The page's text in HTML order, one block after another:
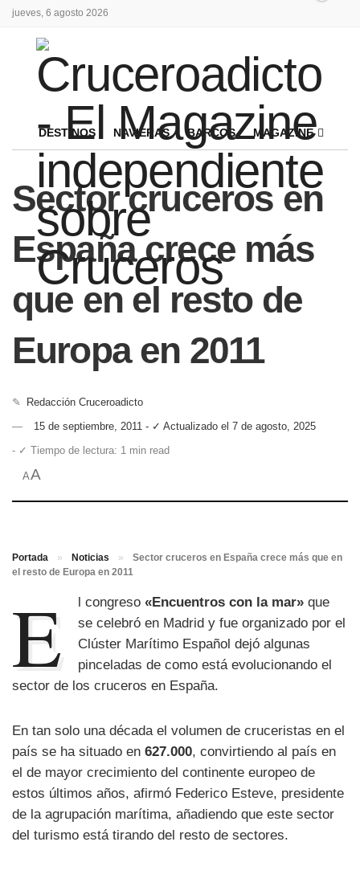
jueves, 6 agosto 2026
DESTINOS NAVIERAS BARCOS MAGAZINE
Sector cruceros en
España crece más
que en el resto de
Europa en 2011
✎
Redacción Cruceroadicto
15 de septiembre, 2011 - ✓ Actualizado el 7 de agosto, 2025
- ✓ Tiempo de lectura: 1 min read
AA
Portada » Noticias »
Sector cruceros en España crece más que en
el resto de Europa en 2011
E l congreso«Encuentros con la mar» que
se celebró en Madrid y fue organizado por el
Clúster Marítimo Español dejó algunas
pinceladas de como está evolucionando el
sector de los cruceros en España.
En tan solo una década el volumen de cruceristas en el
país se ha situado en 627.000, convirtiendo al país en
el de mayor crecimiento del continente europeo de
estos últimos años, afirmó Federico Esteve, presidente
de la agrupación marítima, añadiendo que este sector
del turismo está tirando del resto de sectores.